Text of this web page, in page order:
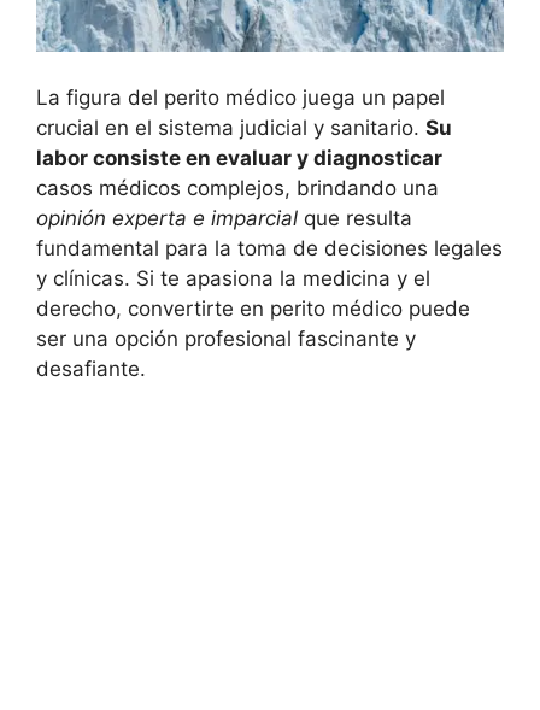
La figura del perito médico juega un papel
crucial en el sistema judicial y sanitario. Su
labor consiste en evaluar y diagnosticar
casos médicos complejos, brindando una
opinión experta e imparcial que resulta
fundamental para la toma de decisiones legales
y clínicas. Si te apasiona la medicina y el
derecho, convertirte en perito médico puede
ser una opción profesional fascinante y
desafiante.